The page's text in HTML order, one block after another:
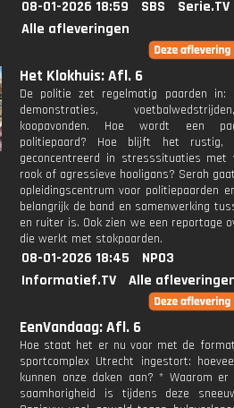
08-01-2026 18:59 SBS
Serie.TV
Alle afleveringen
Het Klokhuis: Afl. 6
De politie zet regelmatig paarden in:
demonstraties,
koopavonden. Hoe wordt een
politiepaard? Hoe blijft het rustig,
geconcentreerd in stresssituaties met
rook of agressieve hooligans? Serah
opleidingscentrum voor politiepaarden
belangrijk de band en samenwerking
en ruiter is. Ook zien we een reportage
die werkt met stokpaarden.
08-01-2026 18:45
NPO3
Informatief.TV
Alle
EenVandaag: Afl. 6
Hoe staat het er nu voor met de
sportcomplex Utrecht ingestort:
kunnen onze daken aan? * Waarom
saamhorigheid is tijdens deze